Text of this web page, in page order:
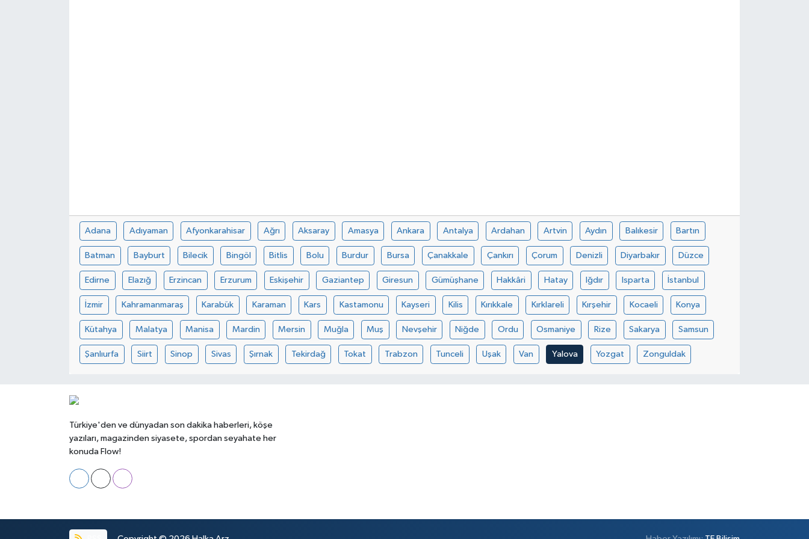
Adana Adıyaman Afyonkarahisar Ağrı Aksaray Amasya Ankara Antalya Ardahan Artvin Aydın Balıkesir Bartın
Batman Bayburt Bilecik Bingöl Bitlis Bolu Burdur Bursa Çanakkale Çankırı Çorum Denizli Diyarbakır Düzce
Edirne Elazığ Erzincan Erzurum Eskişehir Gaziantep Giresun Gümüşhane Hakkâri Hatay Iğdır Isparta İstanbul
İzmir Kahramanmaraş Karabük Karaman Kars Kastamonu Kayseri Kilis Kırıkkale Kırklareli Kırşehir Kocaeli Konya
Kütahya Malatya Manisa Mardin Mersin Muğla Muş Nevşehir Niğde Ordu Osmaniye Rize Sakarya Samsun
Şanlıurfa Siirt Sinop Sivas Şırnak Tekirdağ Tokat Trabzon Tunceli Uşak Van Yalova Yozgat Zonguldak
Türkiye'den ve dünyadan son dakika haberleri, köşe
yazıları, magazinden siyasete, spordan seyahate her
konuda Flow!